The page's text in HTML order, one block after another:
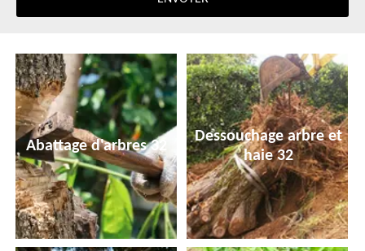
Abattage d'arbres 32
Dessouchage arbre et
haie 32